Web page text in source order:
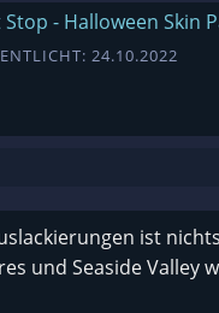
- Halloween Skin
24.10.2022
ist
und Seaside Valley